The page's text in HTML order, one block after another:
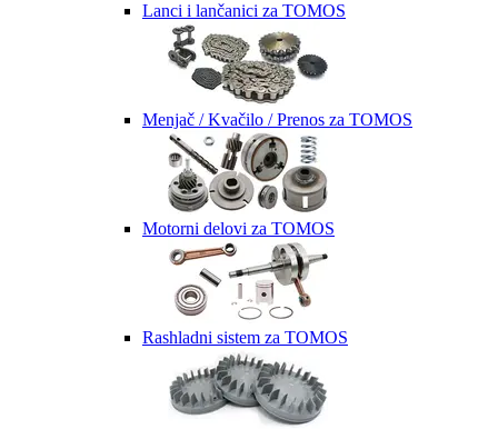
Lanci i lančanici za TOMOS
Menjač / Kvačilo / Prenos za TOMOS
Motorni delovi za TOMOS
Rashladni sistem za TOMOS